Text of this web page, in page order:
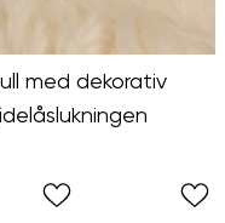
med dekorativ